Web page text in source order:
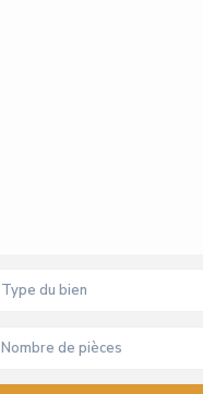
Type du bien
Nombre de pièces